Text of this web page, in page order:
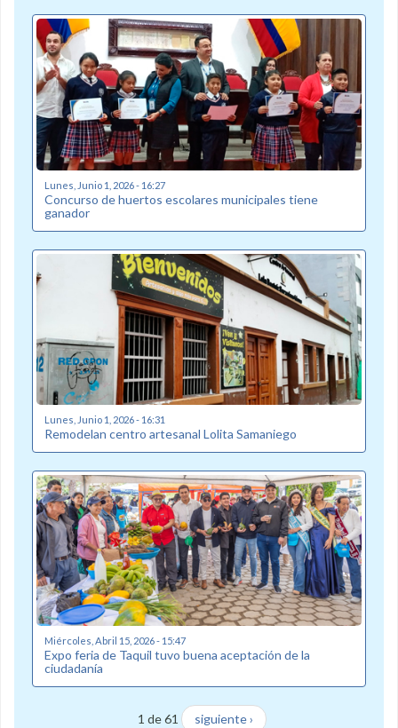
Lunes, Junio 1, 2026 - 16:27
Concurso de huertos escolares municipales tiene
ganador
Lunes, Junio 1, 2026 - 16:31
Remodelan centro artesanal Lolita Samaniego
Miércoles, Abril 15, 2026 - 15:47
Expo feria de Taquil tuvo buena aceptación de la
ciudadanía
1 de 61 siguiente ›